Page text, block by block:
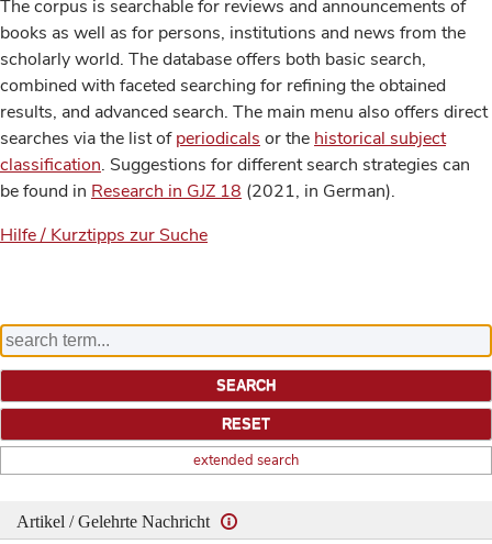
The corpus is searchable for reviews and announcements of
books as well as for persons, institutions and news from the
scholarly world. The database offers both basic search,
combined with faceted searching for refining the obtained
results, and advanced search. The main menu also offers direct
searches via the list ofperiodicals or the historical subject
classification. Suggestions for different search strategies can
be found in Research in GJZ 18 (2021, in German).
Hilfe / Kurztipps zur Suche
extended search
Artikel / Gelehrte Nachricht